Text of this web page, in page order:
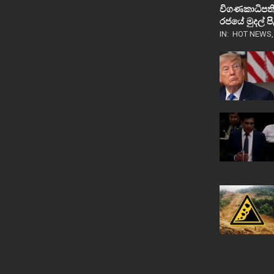
රජයේ මුදල්
IN: HOT NEWS